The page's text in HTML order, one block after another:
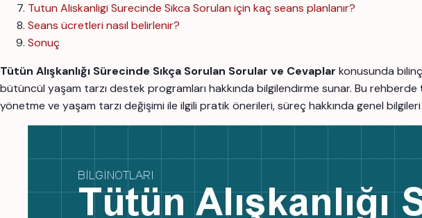
Tutun Aliskanligi Surecinde Sikca Sorulan için kaç seans planlanır?
Seans ücretleri nasıl belirlenir?
Sonuç
Tütün Alışkanlığı Sürecinde Sıkça Sorulan Sorular ve Cevaplar konusunda
bütüncül yaşam tarzı destek programları hakkında bilgilendirme sunar. Bu rehberde
yönetme ve yaşam tarzı değişimi ile ilgili pratik önerileri, süreç hakkında genel